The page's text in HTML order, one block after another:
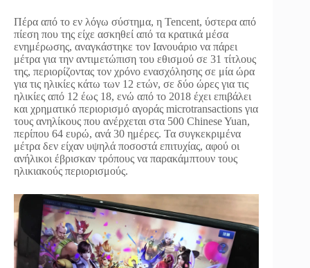
Πέρα από το εν λόγω σύστημα, η Tencent, ύστερα από
πίεση που της είχε ασκηθεί από τα κρατικά μέσα
ενημέρωσης, αναγκάστηκε τον Ιανουάριο να πάρει
μέτρα για την αντιμετώπιση του εθισμού σε 31 τίτλους
της, περιορίζοντας τον χρόνο ενασχόλησης σε μία ώρα
για τις ηλικίες κάτω των 12 ετών, σε δύο ώρες για τις
ηλικίες από 12 έως 18, ενώ από το 2018 έχει επιβάλει
και χρηματικό περιορισμό αγοράς microtransactions για
τους ανηλίκους που ανέρχεται στα 500 Chinese Yuan,
περίπου 64 ευρώ, ανά 30 ημέρες. Τα συγκεκριμένα
μέτρα δεν είχαν υψηλά ποσοστά επιτυχίας, αφού οι
ανήλικοι έβρισκαν τρόπους να παρακάμπτουν τους
ηλικιακούς περιορισμούς.